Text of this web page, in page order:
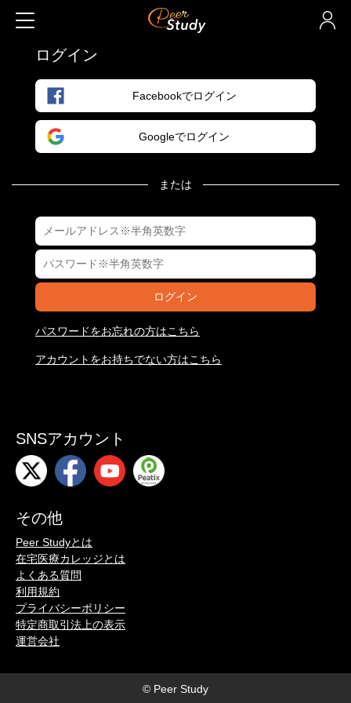
ログイン
Facebookでログイン
Googleでログイン
または
ログイン
パスワードをお忘れの方はこちら
アカウントをお持ちでない方はこちら
SNSアカウント
その他
Peer Studyとは
在宅医療カレッジとは
よくある質問
利用規約
プライバシーポリシー
特定商取引法上の表示
運営会社
© Peer Study